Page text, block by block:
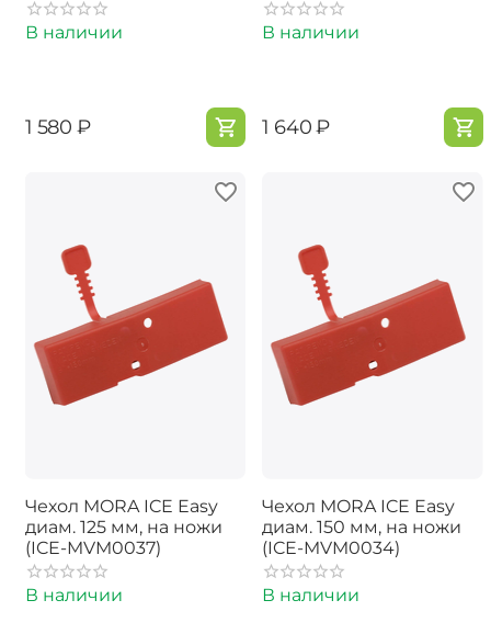
В наличии
‍1 580‍ ₽
В наличии
‍1 640‍₽
Чехол MORA ICE Easy
диам. 125 мм, на ножи
(ICE-MVM0037)
В наличии
Чехол MORA ICE Easy
диам. 150 мм, на ножи
(ICE-MVM0034)
В наличии